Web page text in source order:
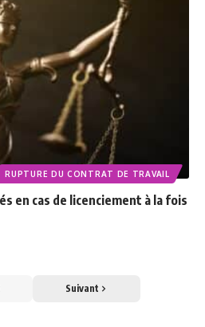
RUPTURE DU CONTRAT DE TRAVAIL
en cas de licenciement à la fois
Suivant